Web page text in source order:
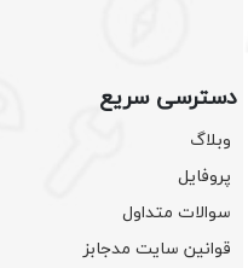
دسترسی سریع
وبلاگ
پروفایل
سوالات متداول
قوانین سایت مدجابز